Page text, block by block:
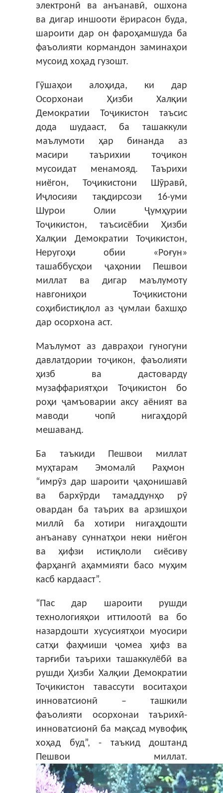
электронӣ ва анъанавӣ, ошхона
ва дигар иншооти ёрирасон буда,
шароити дар он фароҳамшуда ба
фаъолияти кормандон заминаҳои
мусоид хоҳад гузошт.
Гӯшаҳои алоҳида, ки дар
Осорхонаи Ҳизби Халқии
Демократии Тоҷикистон таъсис
дода шудааст, ба ташаккули
маълумоти ҳар бинанда аз
масири таърихии тоҷикон
мусоидат менамояд. Таърихи
ниёгон, Тоҷикистони Шӯравӣ,
Иҷлосияи тақдирсози 16-уми
Шурои Олии Ҷумҳурии
Тоҷикистон, таъсисёбии Ҳизби
Халқии Демократии Тоҷикистон,
Неругоҳи обии «Роғун»
ташаббусҳои ҷаҳонии Пешвои
миллат ва дигар маълумоту
навгониҳои Тоҷикистони
соҳибистиқлол аз ҷумлаи бахшҳо
дар осорхона аст.
Маълумот аз давраҳои гуногуни
давлатдории тоҷикон, фаъолияти
ҳизб ва дастоварду
музаффариятҳои Тоҷикистон бо
роҳи ҷамъоварии аксу аёният ва
маводи чопӣ нигаҳдорӣ
мешаванд.
Ба таъкиди Пешвои миллат
муҳтарам Эмомалӣ Раҳмон
“имрӯз дар шароити ҷаҳонишавӣ
ва бархӯрди тамаддунҳо рӯ
овардан ба таърих ва арзишҳои
миллӣ ба хотири нигаҳдошти
анъанаву суннатҳои неки ниёгон
ва ҳифзи истиқлоли сиёсиву
фарҳангӣ аҳаммияти басо муҳим
касб кардааст”.
“Пас дар шароити рушди
технологияҳои иттилоотӣ ва бо
назардошти хусусиятҳои муосири
сатҳи фаҳмиши ҷомеа ҳифз ва
тарғиби таърихи ташаккулёбӣ ва
рушди Ҳизби Халқии Демократии
Тоҷикистон тавассути воситаҳои
инноватсионӣ – ташкили
фаъолияти осорхонаи таърихӣ-
инноватсионӣ ба мақсад мувофиқ
хоҳад буд”, - таъкид доштанд
Пешвои миллат.